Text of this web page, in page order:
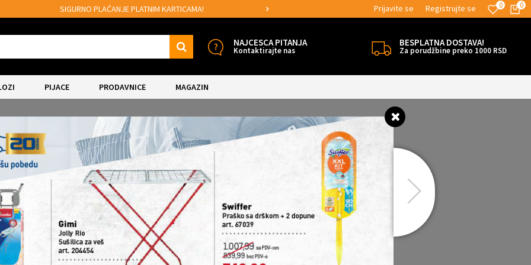
PLATNIM KARTICAMA! MOGUĆNOST BESPLATNE ISPORUKE! MOGUĆNOST 0
0
Prijavite se Registrujte se
NAJCESCA PITANJA
Kontaktirajte nas
BESPLATNA DOSTAVA!
Za porudžbine preko 1000 RSD
PIJACE PRODAVNICE MAGAZIN